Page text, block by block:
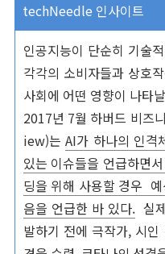
techNeedle 인사이트
인공지능이 단순히 기술
각각의 소비자들과 상호
사회에 어떤 영향이 나타
2017년 7월 하버드 비즈
iew)는AI가 하나의 인격
있는 이슈들을 언급하면
딩을 위해 사용할 경우
음을 언급한 바 있다.실제
발하기 전에 극작가, 시